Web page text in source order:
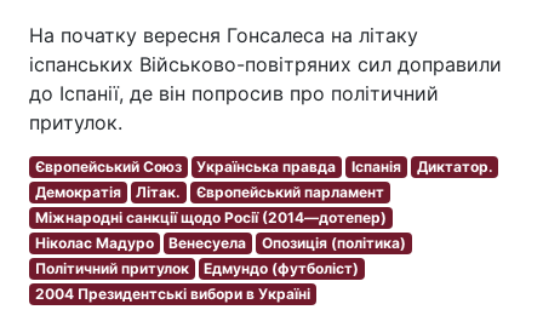
На початку вересня Гонсалеса на літаку
іспанських Військово-повітряних сил доправили
до Іспанії, де він попросив про політичний
притулок.
Європейський Союз Українська правда Іспанія
Диктатор.
Демократія
Літак.
Європейський парламент
Міжнародні санкції щодо Росії (2014—дотепер)
Ніколас Мадуро
Венесуела
Опозиція (політика)
Політичний притулок
Едмундо (футболіст)
2004 Президентські вибори в Україні